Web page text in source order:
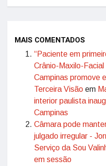
MAIS COMENTADOS
“Paciente em
Crânio-Maxilo-
Campinas promove
Terceira Visão em
interior paulista
Campinas
Câmara pode
julgado irregular -
Serviço da Sou
em sessão